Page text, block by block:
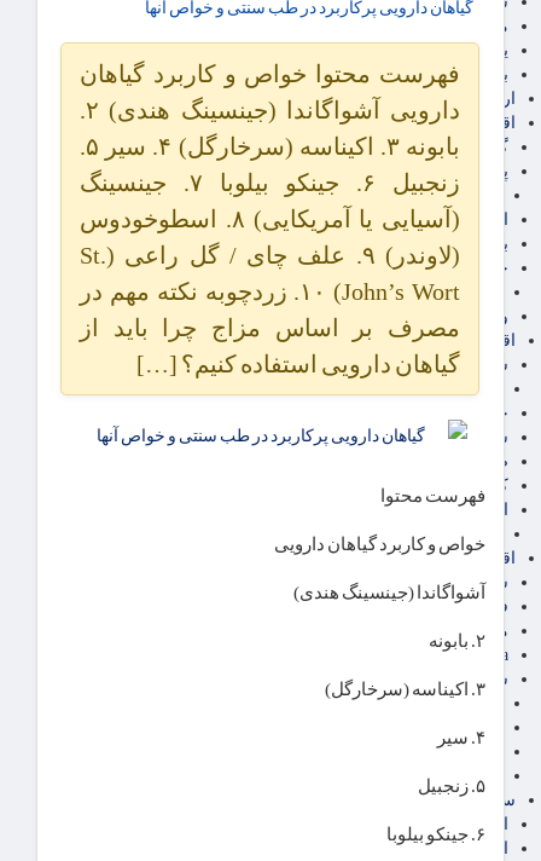
مالیات
یارانه و معیشت مردم
برق، آب و انرژی
ارز دیجیتال
اقتصاد اجتماعی
گردشگری
پزشکی، سلامت و زیبایی
ایران مدلب
اجتماعی
بازنشستگان
حقوق و قضایی
دفتر وکیل
ورزشی
اقتصاد شهری و روستایی
شهر و مسکن و عمران
گسترش ساختمان
حمل و نقل
شهرک های صنعتی
صنایع غذایی
کشاورزی و دامداری
اخبار استان ها
استان تهران
اقتصاد بین الملل
سیاسی
فارکس
مناطق آزاد تجاری
24intermedia
سایر اخبار اقتصادی
عمومی و سرگرمی
آگهی رسمی و مزایده
آکادمی آموزش اقتصادی
سایر رسانه ها
اقتصاد فارسی
اقتصاد آفرین
گیاهان دارویی پرکاربرد در طب سنتی و خواص آنها
فهرست محتوا خواص و کاربرد گیاهان
دارویی آشواگاندا (جینسینگ هندی) ۲.
بابونه ۳. اکیناسه (سرخارگل) ۴. سیر ۵.
زنجبیل ۶. جینکو بیلوبا ۷. جینسینگ
(آسیایی یا آمریکایی) ۸. اسطوخودوس
(لاوندر) ۹. علف چای / گل راعی (St.
John’s Wort) ۱۰. زردچوبه نکته مهم در
مصرف بر اساس مزاج چرا باید از
گیاهان دارویی استفاده کنیم؟ […]
فهرست محتوا
خواص و کاربرد گیاهان دارویی
آشواگاندا (جینسینگ هندی)
۲. بابونه
۳. اکیناسه (سرخارگل)
۴. سیر
۵. زنجبیل
۶. جینکو بیلوبا